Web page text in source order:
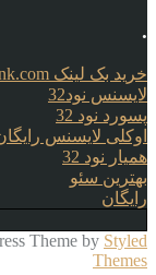
.
خرید بک لینک behtarinbacklink.com
لایسنس نود32
پسورد نود 32
اوکلی لایسنس رایگان
همیار نود 32
بهترین سئو
رایگان
Theme by Styled
Themes